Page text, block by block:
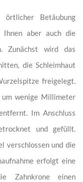
Betäubung
Ihnen aber auch die
Zunächst wird das
die Schleimhaut
freigelegt.
wenige Millimeter
Im Anschluss
und gefüllt.
verschlossen und die
erfolgt eine
Zahnkrone einen